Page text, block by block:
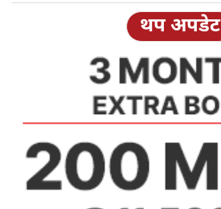
थप अपडेट